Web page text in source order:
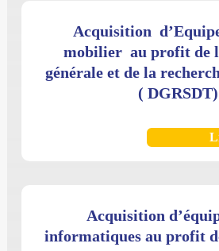
Acquisition
mobilier au profit de
générale et de la
( DGRSDT)
Acquisition
informatiques au profit